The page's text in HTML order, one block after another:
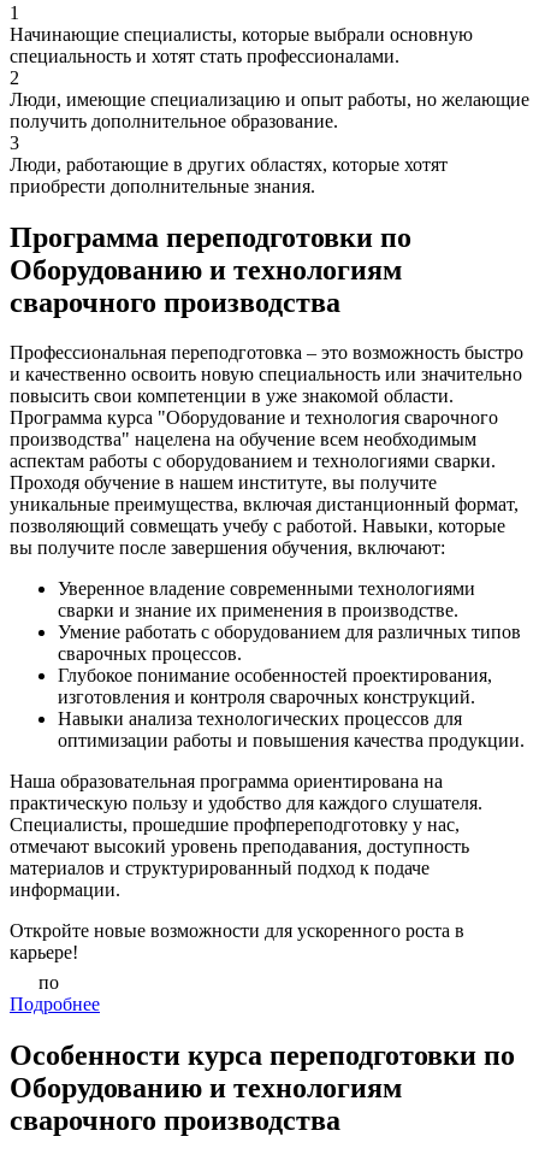
1
Начинающие специалисты, которые выбрали основную
специальность и хотят стать профессионалами.
2
Люди, имеющие специализацию и опыт работы, но желающие
получить дополнительное образование.
3
Люди, работающие в других областях, которые хотят
приобрести дополнительные знания.
Программа переподготовки по
Оборудованию и технологиям
сварочного производства
Профессиональная переподготовка – это возможность быстро
и качественно освоить новую специальность или значительно
повысить свои компетенции в уже знакомой области.
Программа курса "Оборудование и технология сварочного
производства" нацелена на обучение всем необходимым
аспектам работы с оборудованием и технологиями сварки.
Проходя обучение в нашем институте, вы получите
уникальные преимущества, включая дистанционный формат,
позволяющий совмещать учебу с работой. Навыки, которые
вы получите после завершения обучения, включают:
Уверенное владение современными технологиями
сварки и знание их применения в производстве.
Умение работать с оборудованием для различных типов
сварочных процессов.
Глубокое понимание особенностей проектирования,
изготовления и контроля сварочных конструкций.
Навыки анализа технологических процессов для
оптимизации работы и повышения качества продукции.
Наша образовательная программа ориентирована на
практическую пользу и удобство для каждого слушателя.
Специалисты, прошедшие профпереподготовку у нас,
отмечают высокий уровень преподавания, доступность
материалов и структурированный подход к подаче
информации.
Откройте новые возможности для ускоренного роста в
карьере!
по
Подробнее
Особенности курса переподготовки по
Оборудованию и технологиям
сварочного производства